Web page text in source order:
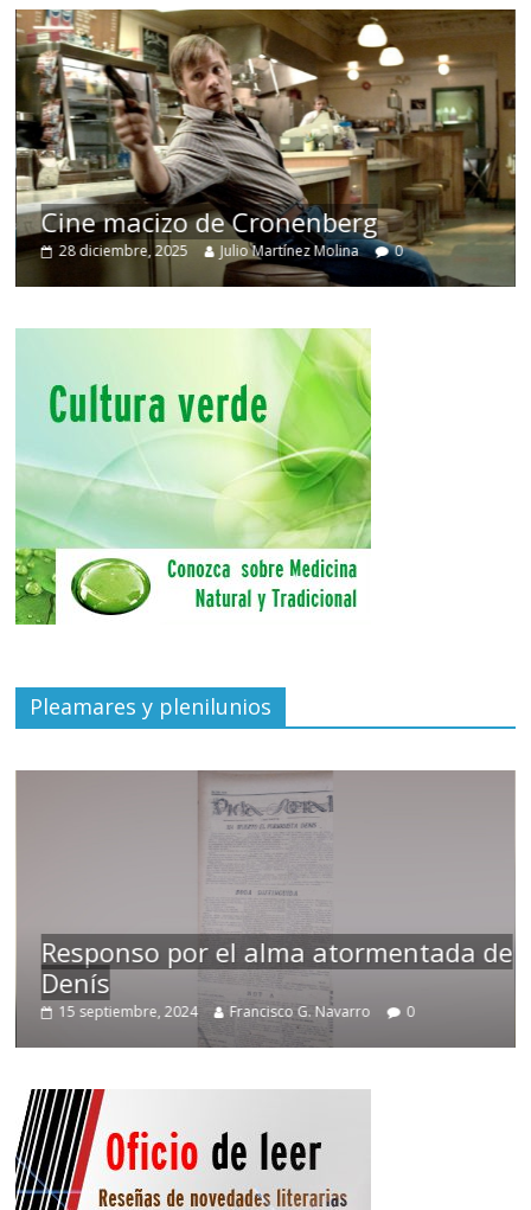
Cine macizo de Cronenberg
28 diciembre, 2025 Julio Martínez Molina 0
Pleamares y plenilunios
Responso por el alma atormentada de
Denís
15 septiembre, 2024 Francisco G. Navarro 0